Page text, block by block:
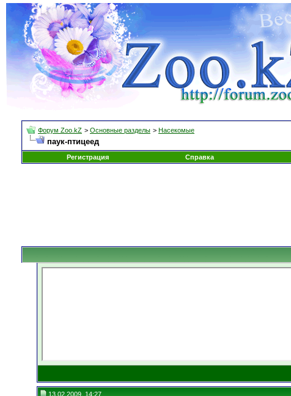
Форум Zoo.kZ > Основные разделы > Насекомые
паук-птицеед
Регистрация Справка
13.02.2009, 14:27